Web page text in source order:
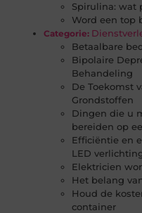
Spirulina: wat
Word een top
Categorie:
Betaalbare
Bipolaire
Behandeling
De Toekomst
Grondstoffen
Dingen die u
bereiden op
Efficiëntie en
LED
Elektricien
Het belang
Houd de
container